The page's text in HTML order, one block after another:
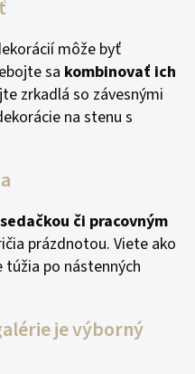
môže byť
sa kombinovať ich
zrkadlá so závesnými
na stenu s
či pracovným
prázdnotou. Viete ako
po nástenných
je výborný